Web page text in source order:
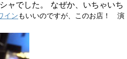
ャでした。 なぜか、いちゃいち
イン もいいのですが、このお店！ 演